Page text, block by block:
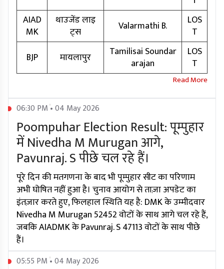
AIAD
MK
थाउजेंड लाइ
ट्स
Valarmathi B.
LOS
T
BJP
मायलापुर
Tamilisai Soundar
arajan
LOS
T
06:30 PM • 04 May 2026
Poompuhar Election Result: पूम्पुहार
में Nivedha M Murugan आगे,
Pavunraj. S पीछे चल रहे हैं।
पूरे दिन की मतगणना के बाद भी पूम्पुहार सीट का परिणाम
अभी घोषित नहीं हुआ है। चुनाव आयोग से ताज़ा अपडेट का
इंतज़ार करते हुए, फिलहाल स्थिति यह है: DMK के उम्मीदवार
Nivedha M Murugan 52452 वोटों के साथ आगे चल रहे हैं,
जबकि AIADMK के Pavunraj. S 47113 वोटों के साथ पीछे
हैं।
05:55 PM • 04 May 2026